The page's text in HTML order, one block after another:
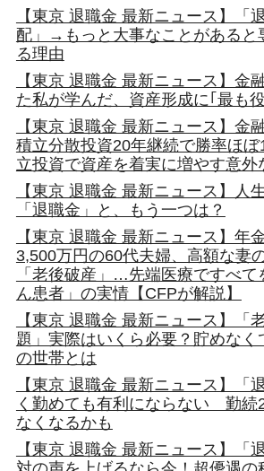
【東京 退職金 最新ニュース】「
配」→もっと大事なことがあると
る理由
【東京 退職金 最新ニュース】金
た私が学んだ、資産形成に｢最も
【東京 退職金 最新ニュース】金
積立分散投資20年継続で勝率ほ
立投資で資産を着実に増やす意外
【東京 退職金 最新ニュース】人
「退職金」と、もう一つは？
【東京 退職金 最新ニュース】年
3,500万円の60代夫婦、高額な妻
「老後破産」…先端医療ですべて
ん患者」の実情【CFPが解説】
【東京 退職金 最新ニュース】「
題」実際はいくら必要？貯めなく
の世帯とは
【東京 退職金 最新ニュース】「
く勤めても有利にならない 勤続
なくなるかも
【東京 退職金 最新ニュース】「